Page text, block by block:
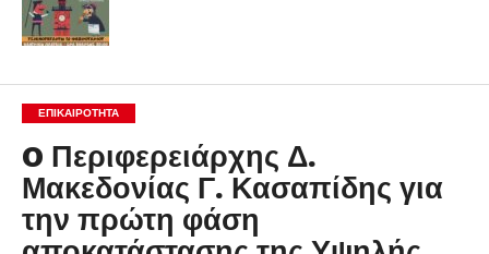
ΕΠΙΚΑΙΡΟΤΗΤΑ
O Περιφερειάρχης Δ.
Μακεδονίας Γ. Κασαπίδης για
την πρώτη φάση